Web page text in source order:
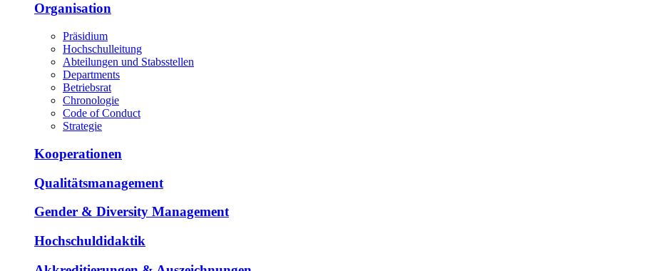
Organisation
Präsidium
Hochschulleitung
Abteilungen und Stabsstellen
Departments
Betriebsrat
Chronologie
Code of Conduct
Strategie
Kooperationen
Qualitätsmanagement
Gender & Diversity Management
Hochschuldidaktik